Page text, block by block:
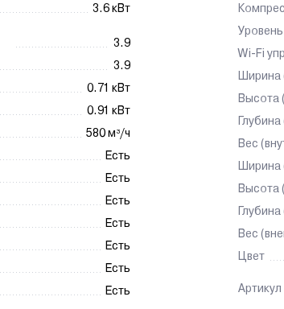
3.6 кВт
3.9
3.9
0.71 кВт
0.91 кВт
580 м³/ч
Есть
Есть
Есть
Есть
Есть
Есть
Есть
Wi-Fi
Ширина
Высота
Вес
Ширина
Высота
Вес
Цвет